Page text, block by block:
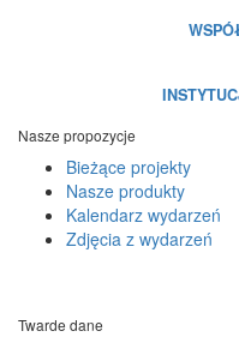
Nasze propozycje
Bieżące projekty
Nasze produkty
Kalendarz wydarzeń
Zdjęcia z wydarzeń
Twarde dane